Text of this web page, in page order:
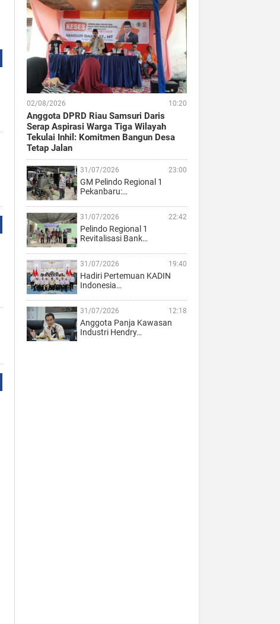
02/08/2026 10:20
Anggota DPRD Riau Samsuri Daris
Serap Aspirasi Warga Tiga Wilayah
Tekulai Inhil: Komitmen Bangun Desa
Tetap Jalan
31/07/2026 23:00
GM Pelindo Regional 1
Pekanbaru:…
31/07/2026 22:42
Pelindo Regional 1
Revitalisasi Bank…
31/07/2026 19:40
Hadiri Pertemuan KADIN
Indonesia…
31/07/2026 12:18
Anggota Panja Kawasan
Industri Hendry…